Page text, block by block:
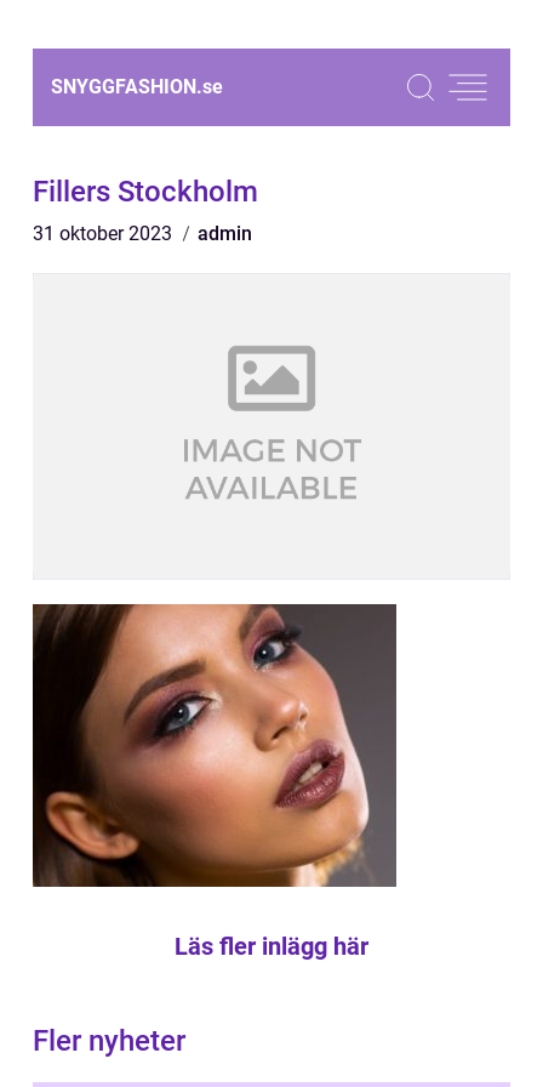
SNYGGFASHION.se
Fillers Stockholm
31 oktober 2023 admin
Läs fler inlägg här
Fler nyheter